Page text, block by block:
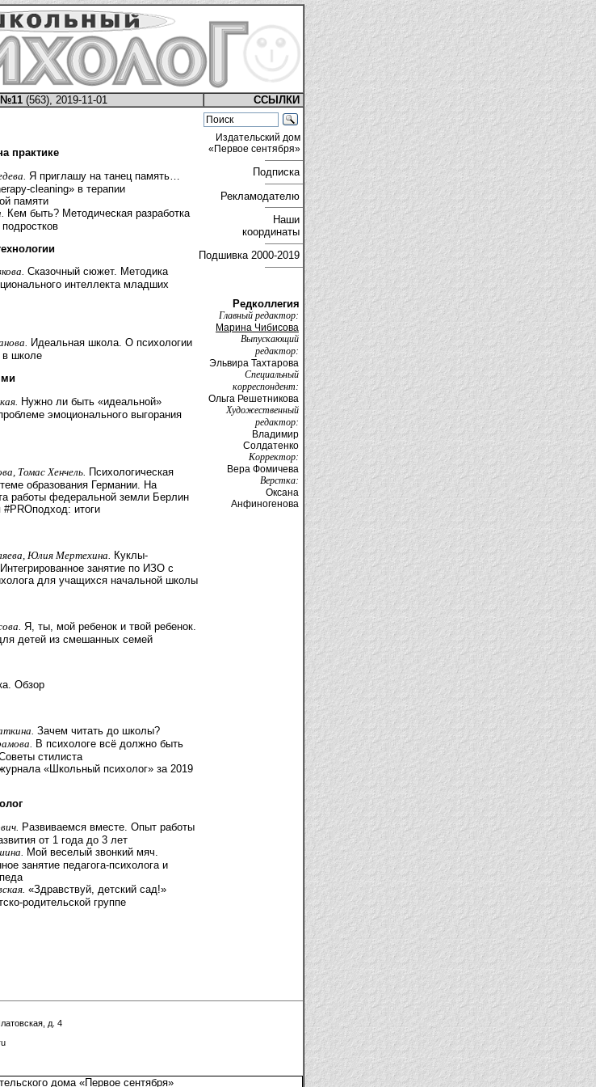
№11(563), 2019-11-01
ССЫЛКИ
практике
Я приглашу на танец память…
cleaning» в терапии
памяти
Кем быть? Методическая разработка
Сказочный сюжет. Методика
интеллекта младших
Идеальная школа. О психологии
в школе
Нужно ли быть «идеальной»
эмоционального выгорания
Томас Хенчель. Психологическая
образования Германии. На
работы федеральной земли Берлин
итоги
Юлия Мертехина.
Куклы-
занятие по ИЗО с
для учащихся начальной школы
Я, ты, мой ребенок и твой ребенок.
детей из смешанных семей
Обзор
Зачем читать до школы?
В психологе всё должно быть
стилиста
«Школьный психолог» за 2019
Развиваемся вместе. Опыт работы
от 1 года до 3 лет
Мой веселый звонкий мяч.
занятие педагога-психолога и
«Здравствуй, детский сад!»
родительской группе
Издательский дом
«Первое сентября»
Подписка
Рекламодателю
Наши
координаты
Подшивка 2000-2019
Редколлегия
Главный редактор:
Марина Чибисова
Выпускающий
редактор:
Эльвира Тахтарова
Специальный
корреспондент:
Ольга Решетникова
Художественный
редактор:
Владимир
Солдатенко
Корректор:
Вера Фомичева
Верстка:
Оксана
Анфиногенова
д. 4
дома «Первое сентября»